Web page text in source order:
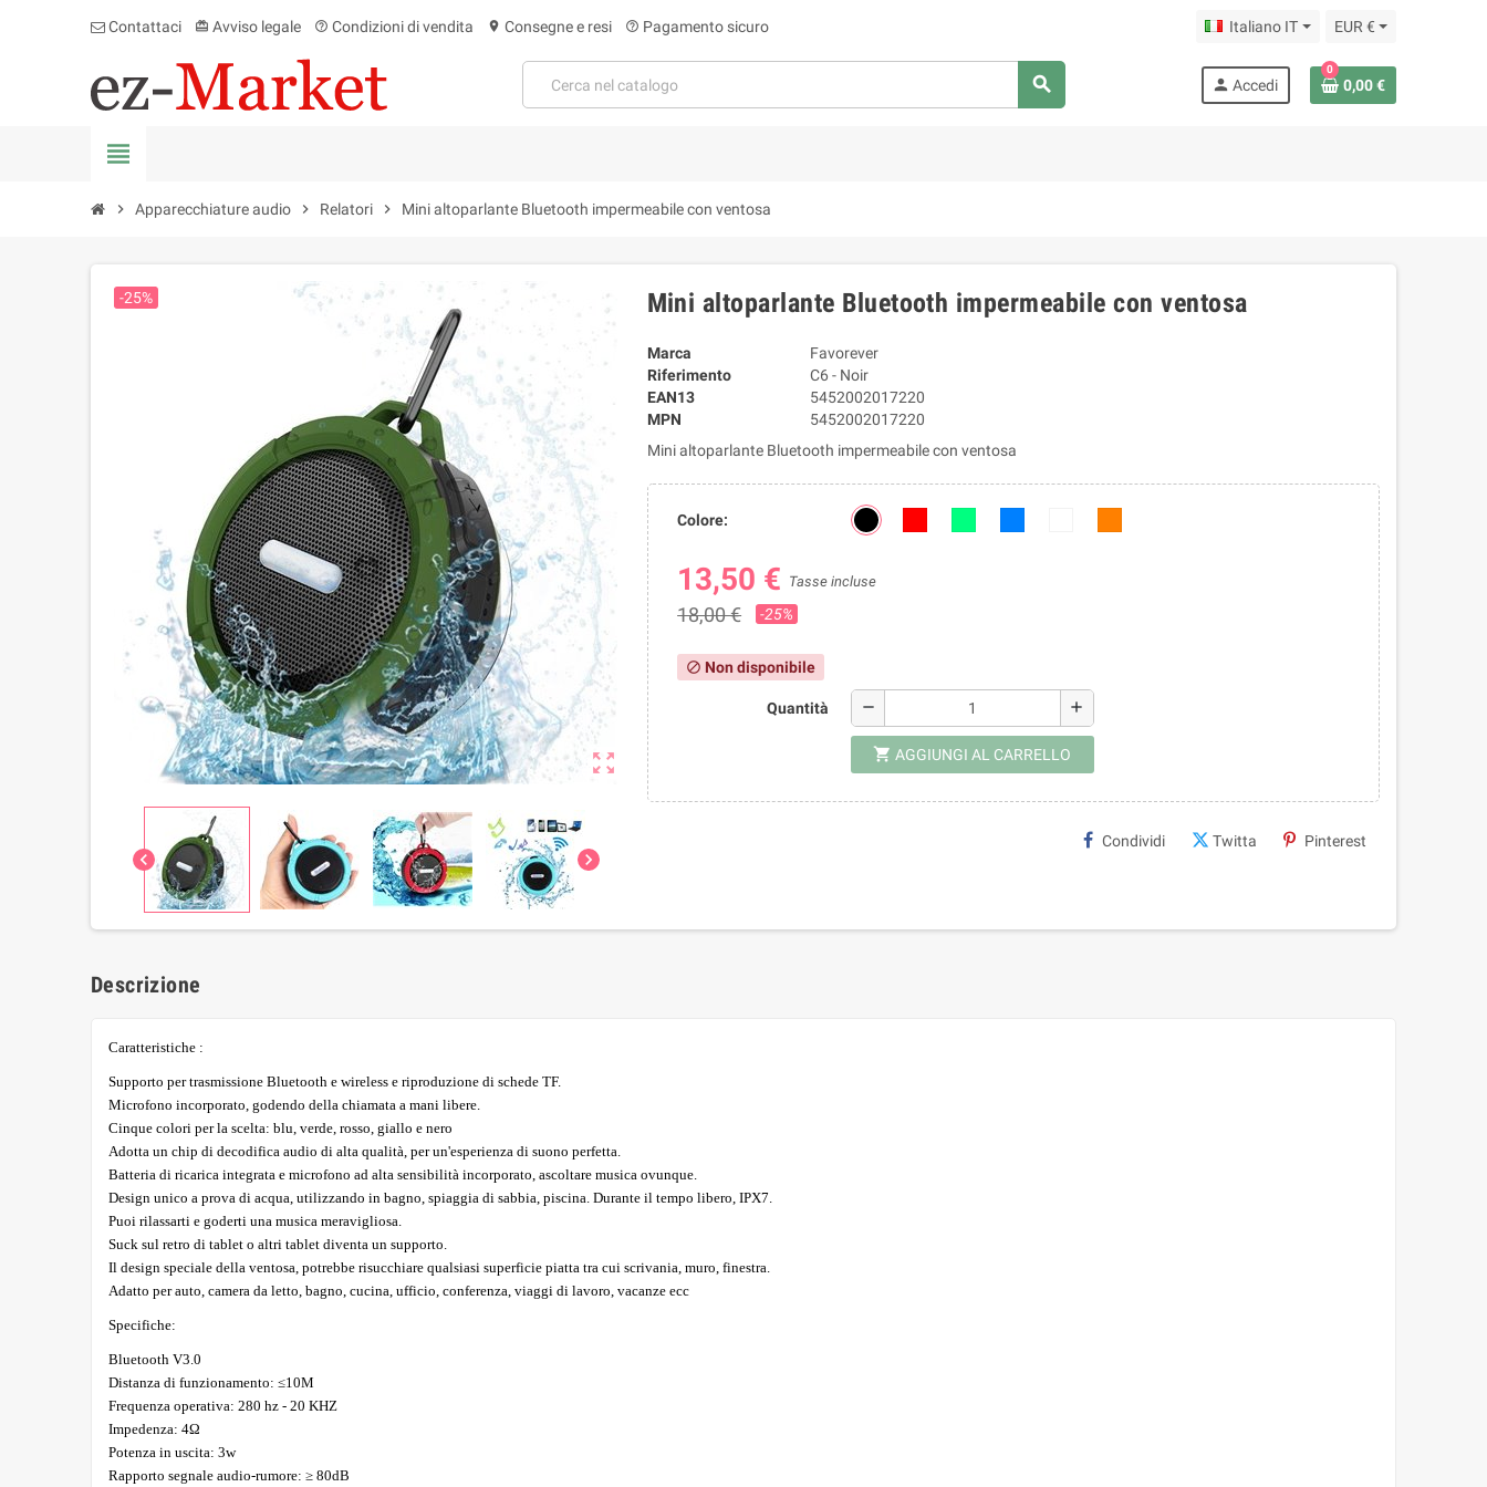
Contattaci card_giftcard Avviso legale help_outline Condizioni di vendita location_on Consegne e resi help_outline Pagamento sicuro Italiano IT EUR €
search person Accedi
0
0,00 €
view_headline
chevron_right Apparecchiature audio chevron_right Relatori chevron_right Mini altoparlante Bluetooth impermeabile con ventosa
zoom_out_map
chevron_left chevron_right
-25% Mini altoparlante Bluetooth impermeabile con ventosa
Marca
Favorever
Riferimento
C6 - Noir
EAN13
5452002017220
MPN
5452002017220
Mini altoparlante Bluetooth impermeabile con ventosa
Colore:
13,50 € Tasse incluse
18,00 € -25%
block Non disponibile
Quantità remove add
shopping_cart AGGIUNGI AL CARRELLO
Condividi Twitta Pinterest
Descrizione
Caratteristiche :
Supporto per trasmissione Bluetooth e wireless e riproduzione di schede TF.
Microfono incorporato, godendo della chiamata a mani libere.
Cinque colori per la scelta: blu, verde, rosso, giallo e nero
Adotta un chip di decodifica audio di alta qualità, per un'esperienza di suono perfetta.
Batteria di ricarica integrata e microfono ad alta sensibilità incorporato, ascoltare musica ovunque.
Design unico a prova di acqua, utilizzando in bagno, spiaggia di sabbia, piscina. Durante il tempo libero, IPX7.
Puoi rilassarti e goderti una musica meravigliosa.
Suck sul retro di tablet o altri tablet diventa un supporto.
Il design speciale della ventosa, potrebbe risucchiare qualsiasi superficie piatta tra cui scrivania, muro, finestra.
Adatto per auto, camera da letto, bagno, cucina, ufficio, conferenza, viaggi di lavoro, vacanze ecc
Specifiche:
Bluetooth V3.0
Distanza di funzionamento: ≤10M
Frequenza operativa: 280 hz - 20 KHZ
Impedenza: 4Ω
Potenza in uscita: 3w
Rapporto segnale audio-rumore: ≥ 80dB